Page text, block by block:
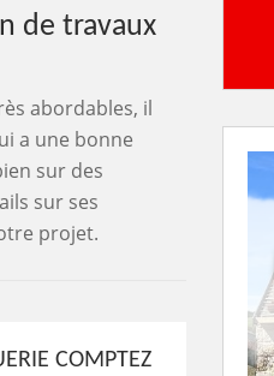
de travaux
abordables, il
a une bonne
sur des
sur ses
projet.
COMPTEZ